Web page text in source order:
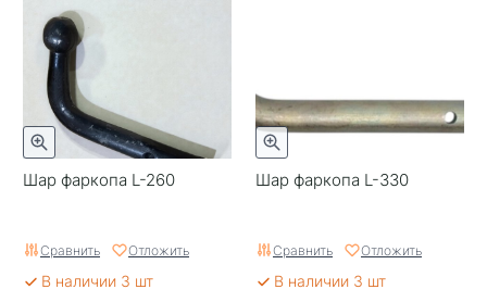
Шар фаркопа L-260
Сравнить Отложить
В наличии 3 шт
Шар фаркопа L-330
Сравнить Отложить
В наличии 3 шт